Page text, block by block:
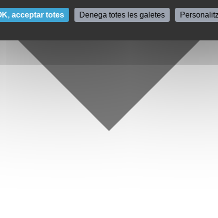
acceptar totes Denega totes les galetes